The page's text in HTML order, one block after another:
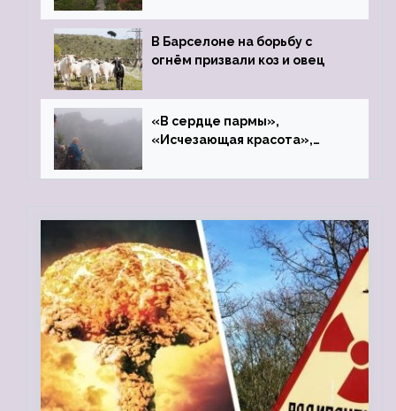
В Барселоне на борьбу с
огнём призвали коз и овец
«В сердце пармы»,
«Исчезающая красота»,